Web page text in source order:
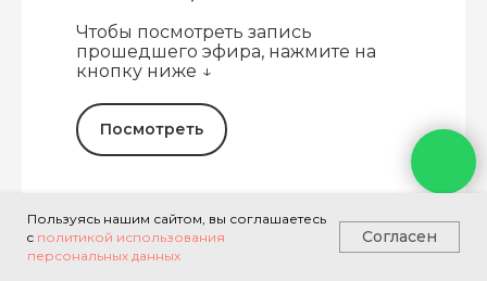
Чтобы посмотреть запись
прошедшего эфира, нажмите на
кнопку ниже ↓
Посмотреть
Пользуясь нашим сайтом, вы соглашаетесь
c политикой использования
персональных данных
Согласен